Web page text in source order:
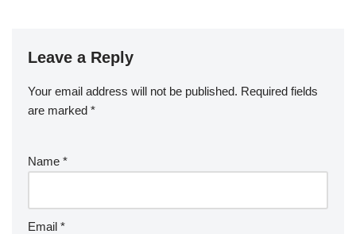
Leave a Reply
Your email address will not be published. Required fields
are marked *
Name *
Email *